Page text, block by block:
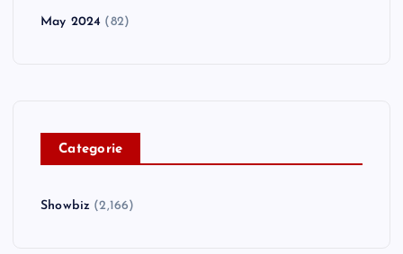
May 2024 (82)
Categorie
Showbiz (2,166)